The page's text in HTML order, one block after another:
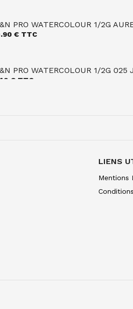
PRO WATERCOLOUR 1/2G
€ TTC
PRO WATERCOLOUR 1/2G 025
€ TTC
PRO WATERCOLOUR 1/2G 074
LIENS
Mentions